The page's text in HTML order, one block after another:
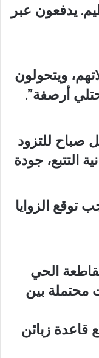
يدفعون عبر
ويتحولون
أرصفة”.
صباح للتزود
التتبع، جودة
توقع الزوايا
الحي
بين
قاعدة زبائن